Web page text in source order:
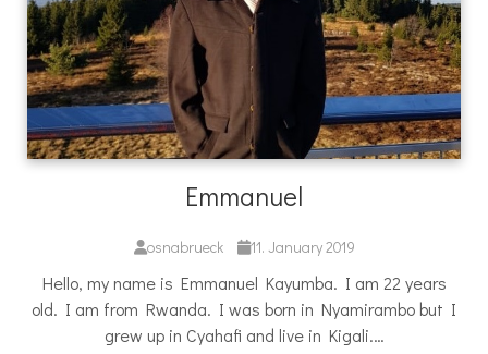
Emmanuel
osnabrueck 11. January 2019
Hello, my name is Emmanuel Kayumba. I am 22 years
old. I am from Rwanda. I was born in Nyamirambo but I
grew up in Cyahafi and live in Kigali.…